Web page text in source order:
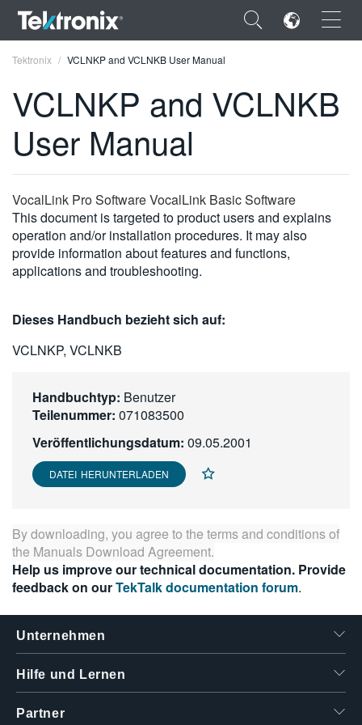
×
ENGLISH
DEUTSCH
VIỆT NAM
日本語
한국어
Tektronix VCLNKP and VCLNKB User Manual
VCLNKP and VCLNKB
User Manual
VocalLink Pro Software VocalLink Basic Software
This document is targeted to product users and explains
operation and/or installation procedures. It may also
provide information about features and functions,
applications and troubleshooting.
Dieses Handbuch bezieht sich auf:
VCLNKP, VCLNKB
Handbuchtyp: Benutzer
Teilenummer: 071083500
Veröffentlichungsdatum: 09.05.2001
DATEI HERUNTERLADEN
By downloading, you agree to the terms and conditions of
the Manuals Download Agreement.
Help us improve our technical documentation. Provide
feedback on ourTekTalk documentation forum.
Unternehmen
Hilfe und Lernen
Partner